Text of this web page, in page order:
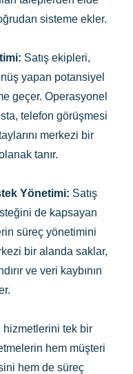
sisteme ekler.
Satış ekipleri,
yapan potansiyel
geçer. Operasyonel
telefon görüşmesi
merkezi bir
tanır.
Yönetimi: Satış
de kapsayan
süreç yönetimini
bir alanda saklar,
ve veri kaybının
hizmetlerini tek bir
hem müşteri
hem de süreç